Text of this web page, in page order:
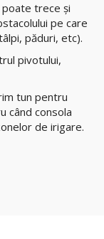
poate trece și
pe care
păduri, etc).
pivotului,
tun pentru
când consola
de irigare.